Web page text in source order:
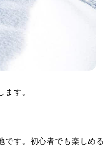
す。
です。初心者でも楽しめ